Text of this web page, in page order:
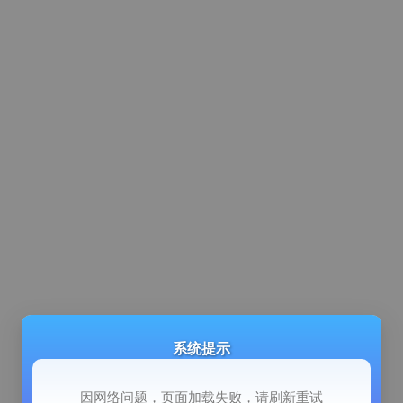
系统提示
因网络问题，页面加载失败，请刷新重试